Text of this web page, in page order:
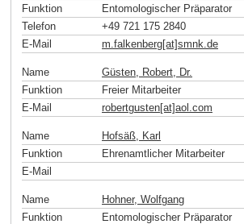
Funktion
Entomologischer Präparator
Telefon
+49 721 175 2840
E-Mail
m.falkenberg[at]smnk.de
Name
Güsten, Robert, Dr.
Funktion
Freier Mitarbeiter
E-Mail
robertgusten[at]aol .com
Name
Hofsäß, Karl
Funktion
Ehrenamtlicher Mitarbeiter
E-Mail
Name
Hohner, Wolfgang
Funktion
Entomologischer Präparator